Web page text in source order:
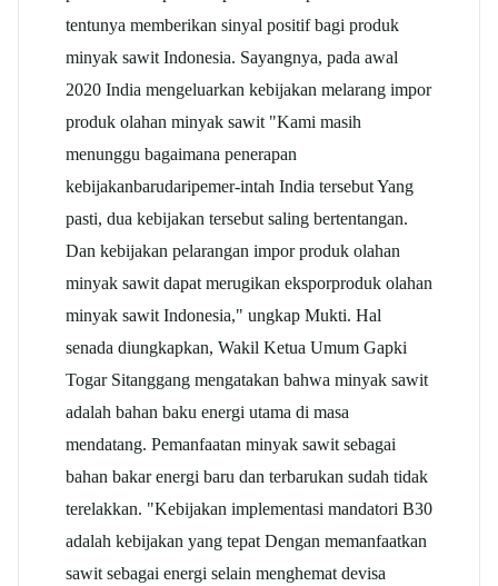
tentunya memberikan sinyal positif bagi produk
minyak sawit Indonesia. Sayangnya, pada awal
2020 India mengeluarkan kebijakan melarang impor
produk olahan minyak sawit "Kami masih
menunggu bagaimana penerapan
kebijakanbarudaripemer-intah India tersebut Yang
pasti, dua kebijakan tersebut saling bertentangan.
Dan kebijakan pelarangan impor produk olahan
minyak sawit dapat merugikan eksporproduk olahan
minyak sawit Indonesia," ungkap Mukti. Hal
senada diungkapkan, Wakil Ketua Umum Gapki
Togar Sitanggang mengatakan bahwa minyak sawit
adalah bahan baku energi utama di masa
mendatang. Pemanfaatan minyak sawit sebagai
bahan bakar energi baru dan terbarukan sudah tidak
terelakkan. "Kebijakan implementasi mandatori B30
adalah kebijakan yang tepat Dengan memanfaatkan
sawit sebagai energi selain menghemat devisa